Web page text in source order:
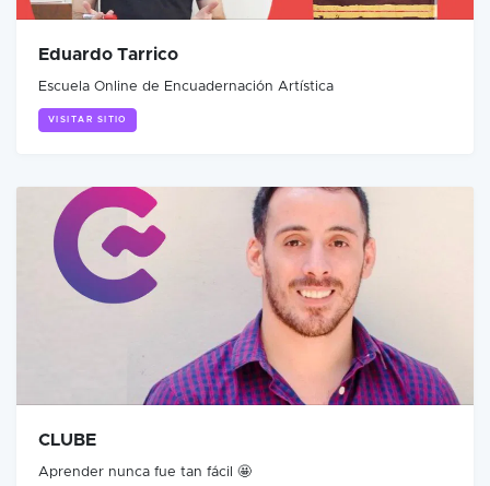
Eduardo Tarrico
Escuela Online de Encuadernación Artística
VISITAR SITIO
CLUBE
Aprender nunca fue tan fácil 🤩